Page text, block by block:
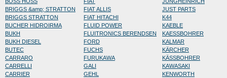
BRIGGS &amp; STRATTON
BRIGGS STRATTON
BUCHER HIDROIRMA
BUKH
BUKH DIESEL
BUTEC
CARRARO
CARRELLI
CARRIER
FIAT ALLIS
FIAT HITACHI
FLUID POWER
FLUITRONICS BERENDSEN
FORD
FUCHS
FURUKAWA
GALI
GEHL
JUST PARTS
K44
KAEBLE
KAESSBOHRER
KALMAR
KÄRCHER
KÄSSBOHRER
KAWASAKI
KENWORTH